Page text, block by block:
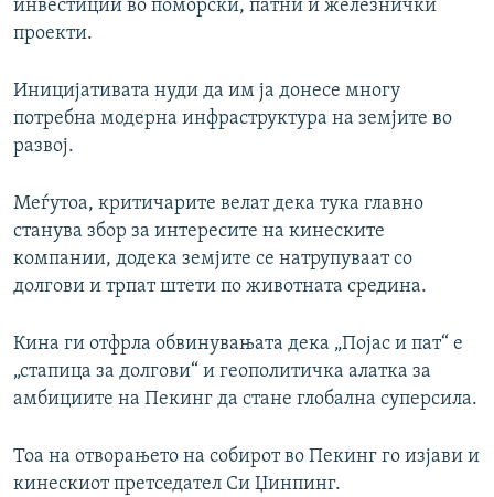
инвестиции во поморски, патни и железнички
проекти.
Иницијативата нуди да им ја донесе многу
потребна модерна инфраструктура на земјите во
развој.
Меѓутоа, критичарите велат дека тука главно
станува збор за интересите на кинеските
компании, додека земјите се натрупуваат со
долгови и трпат штети по животната средина.
Кина ги отфрла обвинувањата дека „Појас и пат“ е
„стапица за долгови“ и геополитичка алатка за
амбициите на Пекинг да стане глобална суперсила.
Тоа на отворањето на собирот во Пекинг го изјави и
кинескиот претседател Си Џинпинг.